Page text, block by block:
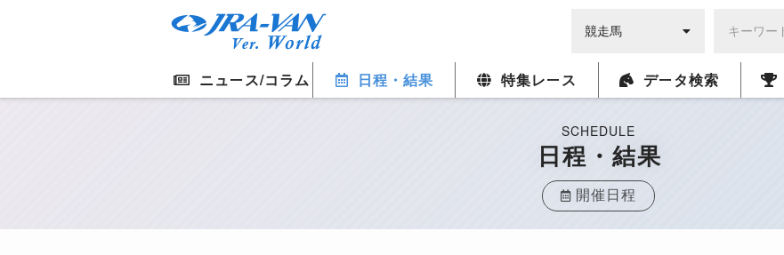
ニュース/コラム 日程・結果 特集レース データ検索
SCHEDULE
日程・結果
開催日程